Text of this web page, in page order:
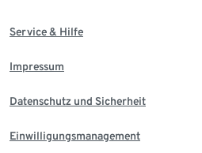
Service & Hilfe
Impressum
Datenschutz und Sicherheit
Einwilligungsmanagement